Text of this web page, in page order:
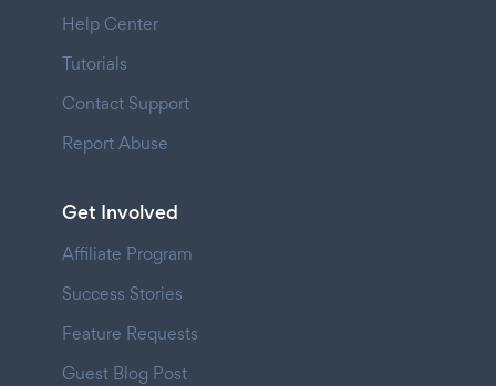
Help Center
Tutorials
Contact Support
Report Abuse
Get Involved
Affiliate Program
Success Stories
Feature Requests
Guest Blog Post